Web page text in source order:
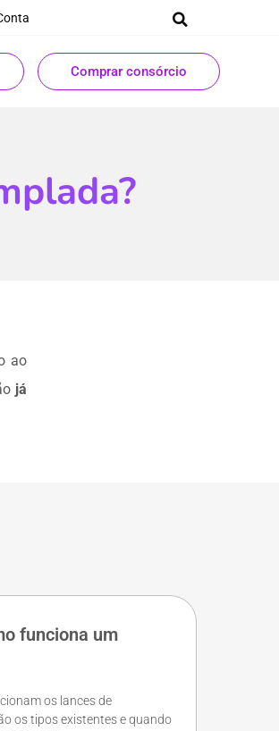
Comprar consórcio
ao
já
funciona um
os lances de
os tipos existentes e quando